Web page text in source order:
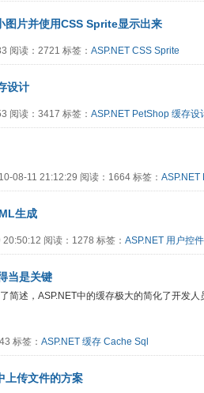
图片并使用CSS Sprite显示出来
阅读：2721 标签： ASP.NET CSS Sprite
设计
阅读：3417 标签： ASP.NET PetShop 缓存设
08-11 21:12:29 阅读：1664 标签： ASP.NET
生成
阅读：1278 标签： ASP.NET 用户控件
当是关键
简述，ASP.NET中的缓存极大的简化了开发
标签： ASP.NET 缓存 Cache Sql
上传文件的方案